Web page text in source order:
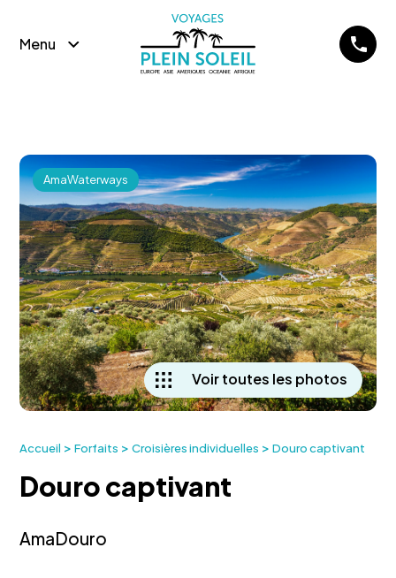
Menu
AmaWaterways
Voir toutes les photos
Accueil > Forfaits > Croisières individuelles > Douro captivant
Douro captivant
AmaDouro